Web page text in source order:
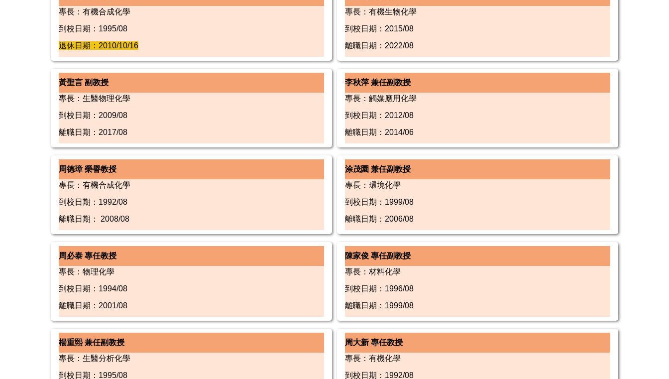
專長：有機合成化學
到校日期：1995/08
退休日期：2010/10/16
專長：有機生物化學
到校日期：2015/08
離職日期：2022/08
黃聖言 副教授
專長：生醫物理化學
到校日期：2009/08
離職日期：2017/08
李秋萍 兼任副教授
專長：觸媒應用化學
到校日期：2012/08
離職日期：2014/06
周德璋 榮譽教授
專長：有機合成化學
到校日期：1992/08
離職日期： 2008/08
涂茂園 兼任副教授
專長：環境化學
到校日期：1999/08
離職日期：2006/08
周必泰 專任教授
專長：物理化學
到校日期：1994/08
離職日期：2001/08
陳家俊 專任副教授
專長：材料化學
到校日期：1996/08
離職日期：1999/08
楊重熙 兼任副教授
專長：生醫分析化學
到校日期：1995/08
周大新 專任教授
專長：有機化學
到校日期：1992/08